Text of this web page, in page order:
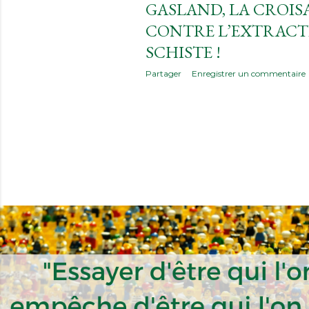
i
c
l
GASLAND, LA
CONTRE
SCHISTE !
Partager Enregistrer un commentaire